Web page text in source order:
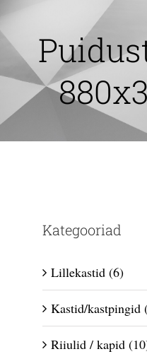
to
content
Kategooriad
Lillekastid (6)
Kastid/kastpingid
Riiulid / kapid